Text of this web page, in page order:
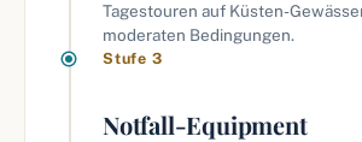
Tagestouren auf Küsten-
moderaten Bedingungen.
Stufe 3
Notfall-Equipment